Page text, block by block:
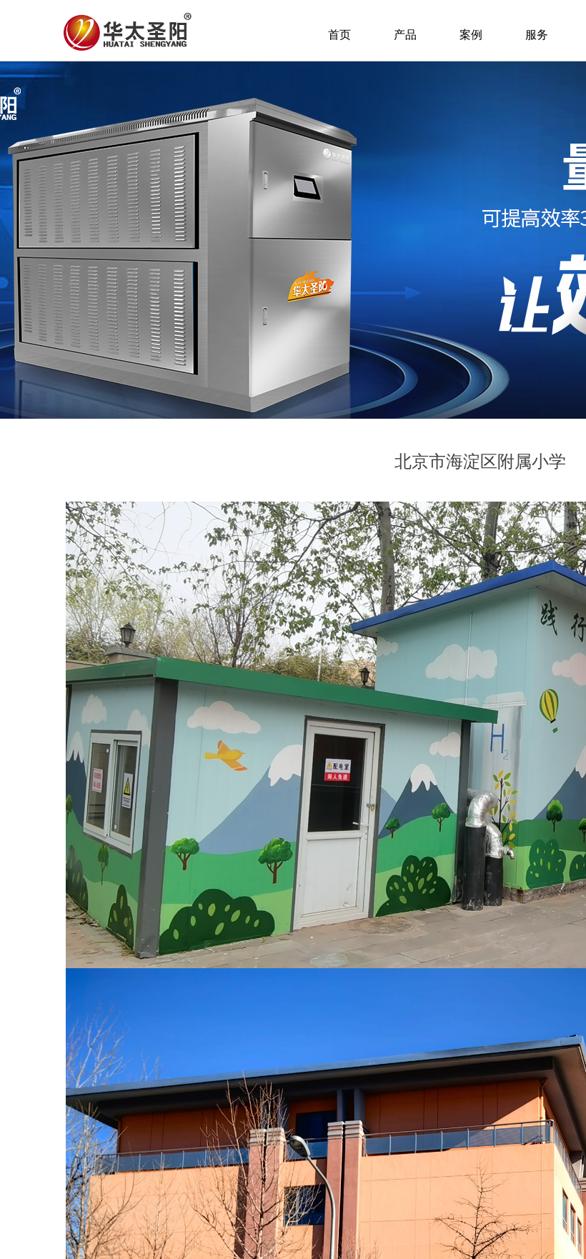
首页 产品 案例 服务
北京市海淀区附属小学